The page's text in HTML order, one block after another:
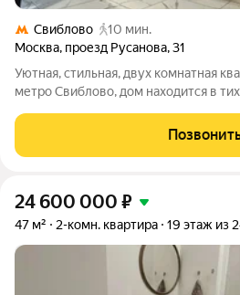
Свиблово
10 мин.
Москва, проезд Русанова,31
Уютная, стильная, двух комнатная
метро Свиблово, дом находится в
лучших видов на парк, реку,
сделан евроремонт в
24 600 000 ₽
47 м² 2-комн. квартира 19 этаж из